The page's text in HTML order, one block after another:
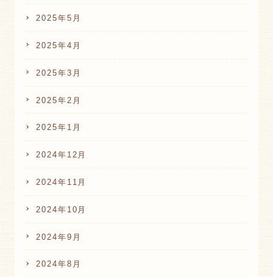
2025年5月
2025年4月
2025年3月
2025年2月
2025年1月
2024年12月
2024年11月
2024年10月
2024年9月
2024年8月